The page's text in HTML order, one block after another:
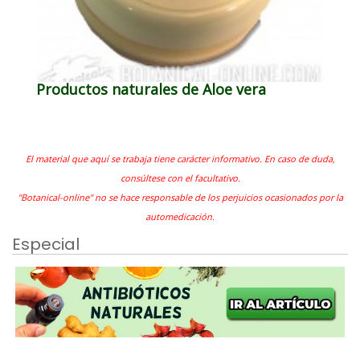
Productos naturales de Aloe vera
El material que aquí se trabaja tiene carácter informativo. En caso de duda,
consúltese con el facultativo.
"Botanical-online" no se hace responsable de los perjuicios ocasionados por la
automedicación.
Especial